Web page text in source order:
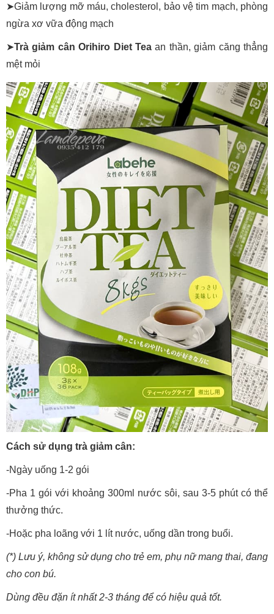
➤Giảm lượng mỡ máu, cholesterol, bảo vệ tim mạch, phòng
ngừa xơ vữa động mạch
➤Trà giảm cân Orihiro Diet Tea an thần, giảm căng thẳng
mệt mỏi
Cách sử dụng trà giảm cân:
-Ngày uống 1-2 gói
-Pha 1 gói với khoảng 300ml nước sôi, sau 3-5 phút có thể
thưởng thức.
-Hoặc pha loãng với 1 lít nước, uống dần trong buổi.
(*) Lưu ý, không sử dụng cho trẻ em, phụ nữ mang thai, đang
cho con bú.
Dùng đều đặn ít nhất 2-3 tháng để có hiệu quả tốt.